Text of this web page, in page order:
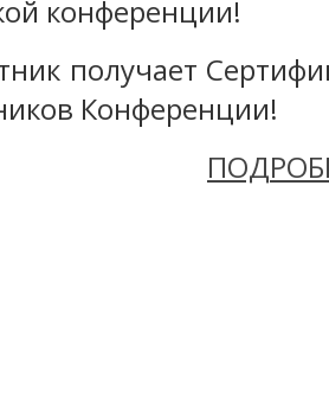
конференции!
получает
Конференции!